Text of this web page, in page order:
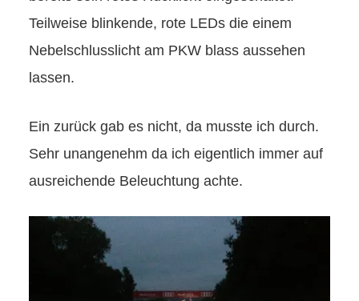
Teilweise blinkende, rote LEDs die einem
Nebelschlusslicht am PKW blass aussehen
lassen.
Ein zurück gab es nicht, da musste ich durch.
Sehr unangenehm da ich eigentlich immer auf
ausreichende Beleuchtung achte.